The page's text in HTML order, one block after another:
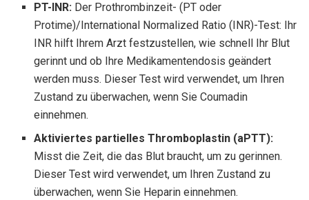
PT-INR: Der Prothrombinzeit- (PT oder
Protime)/International Normalized Ratio (INR)-Test: Ihr
INR hilft Ihrem Arzt festzustellen, wie schnell Ihr Blut
gerinnt und ob Ihre Medikamentendosis geändert
werden muss. Dieser Test wird verwendet, um Ihren
Zustand zu überwachen, wenn Sie Coumadin
einnehmen.
Aktiviertes partielles Thromboplastin (aPTT):
Misst die Zeit, die das Blut braucht, um zu gerinnen.
Dieser Test wird verwendet, um Ihren Zustand zu
überwachen, wenn Sie Heparin einnehmen.